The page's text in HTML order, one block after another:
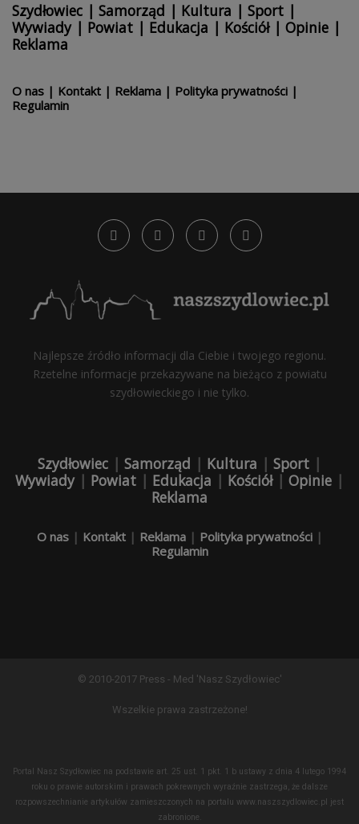
Szydłowiec | Samorząd | Kultura | Sport |
Wywiady| Powiat | Edukacja | Kościół| Opinie |
Reklama
O nas | Kontakt | Reklama | Polityka prywatności |
Regulamin
Najlepsze źródło informacji dla Ciebie i twojego regionu.
Rzetelne informacje przekazywane na bieżąco z powiatu
szydłowieckiego i nie tylko.
Szydłowiec | Samorząd | Kultura | Sport |
Wywiady| Powiat | Edukacja | Kościół| Opinie |
Reklama
O nas| Kontakt| Reklama| Polityka prywatności|
Regulamin
© 2010-2017 Press - Med 'Nasz Szydłowiec'
Wszelkie prawa zastrzeżone!
Portal Nasz Szydłowiec na podstawie art. 25 ust. 1 pkt. 1 b ustawy z dnia 4 lutego 1994
roku o prawie autorskim i prawach pokrewnych wyraźnie zastrzega, że dalsze
rozpowszechnianie artykułów zamieszczonych na portalu www.naszszydlowiec.pl jest
zabronione.